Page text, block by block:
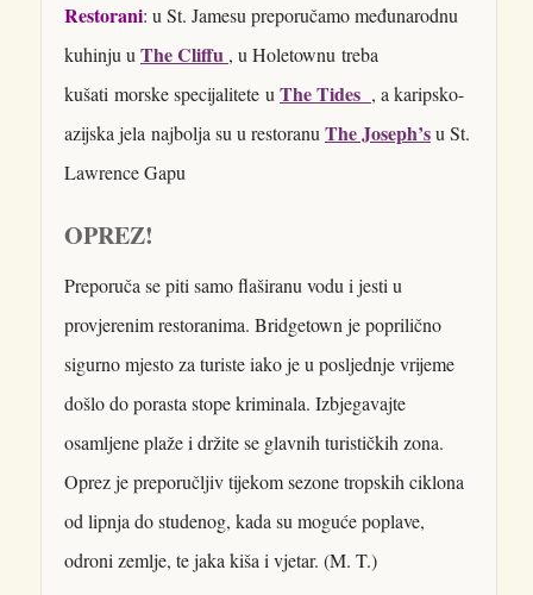
Restorani: u St. Jamesu preporučamo međunarodnu
kuhinju u The Cliffu , u Holetownu treba
kušati morske specijalitete u The Tides , a karipsko-
azijska jela najbolja su u restoranu The Joseph’su St.
Lawrence Gapu
OPREZ!
Preporuča se piti samo flaširanu vodu i jesti u
provjerenim restoranima. Bridgetown je poprilično
sigurno mjesto za turiste iako je u posljednje vrijeme
došlo do porasta stope kriminala. Izbjegavajte
osamljene plaže i držite se glavnih turističkih zona.
Oprez je preporučljiv tijekom sezone tropskih ciklona
od lipnja do studenog, kada su moguće poplave,
odroni zemlje, te jaka kiša i vjetar. (M. T.)